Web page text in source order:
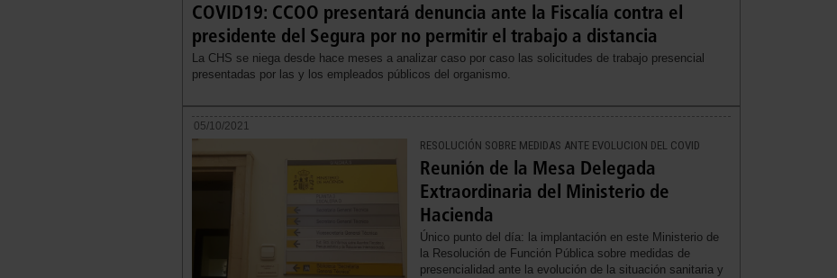
COVID19: CCOO presentará denuncia ante la Fiscalía contra el
presidente del Segura por no permitir el trabajo a distancia
La CHS se niega desde hace meses a analizar caso por caso las solicitudes de trabajo presencial
presentadas por las y los empleados públicos del organismo.
05/10/2021
RESOLUCIÓN SOBRE MEDIDAS ANTE EVOLUCION DEL COVID
Reunión de la Mesa Delegada
Extraordinaria del Ministerio de
Hacienda
Único punto del día: la implantación en este Ministerio de
la Resolución de Función Pública sobre medidas de
presencialidad ante la evolución de la situación sanitaria y